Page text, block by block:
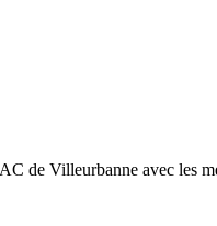
de Villeurbanne avec les